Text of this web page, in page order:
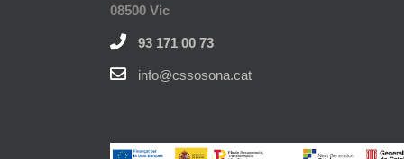
08500 Vic
93 171 00 73
info@cssosona.cat